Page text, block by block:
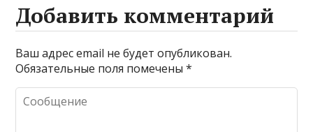
Добавить комментарий
Ваш адрес email не будет опубликован.
Обязательные поля помечены*